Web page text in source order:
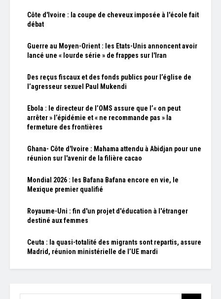
Côte d'Ivoire : la coupe de cheveux imposée à l'école fait
débat
Guerre au Moyen-Orient : les Etats-Unis annoncent avoir
lancé une « lourde série » de frappes sur l'Iran
Des reçus fiscaux et des fonds publics pour l’église de
l’agresseur sexuel Paul Mukendi
Ebola : le directeur de l’OMS assure que l’« on peut
arrêter » l’épidémie et « ne recommande pas » la
fermeture des frontières
Ghana- Côte d'Ivoire : Mahama attendu à Abidjan pour une
réunion sur l'avenir de la filière cacao
Mondial 2026 : les Bafana Bafana encore en vie, le
Mexique premier qualifié
Royaume-Uni : fin d'un projet d'éducation à l'étranger
destiné aux femmes
Ceuta : la quasi-totalité des migrants sont repartis, assure
Madrid, réunion ministérielle de l’UE mardi